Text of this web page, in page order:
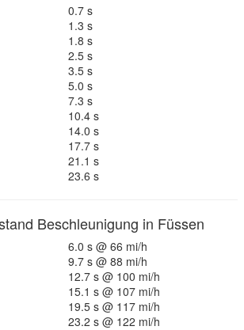
0.7 s
1.3 s
1.8 s
2.5 s
3.5 s
5.0 s
7.3 s
10.4 s
14.0 s
17.7 s
21.1 s
23.6 s
Beschleunigung in Füssen
6.0 s @ 66 mi/h
9.7 s @ 88 mi/h
12.7 s @ 100 mi/h
15.1 s @ 107 mi/h
19.5 s @ 117 mi/h
23.2 s @ 122 mi/h